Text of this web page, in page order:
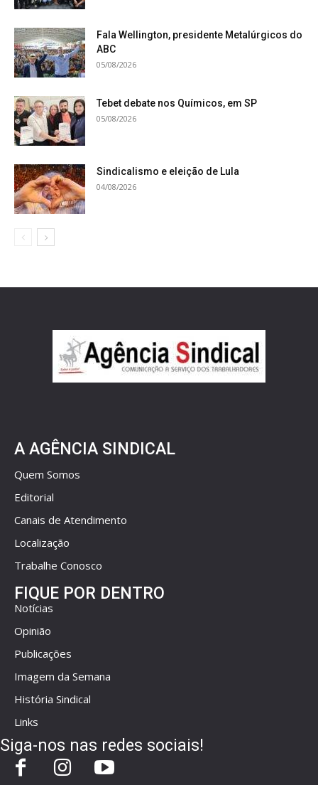
Fala Wellington, presidente Metalúrgicos do
ABC
05/08/2026
Tebet debate nos Químicos, em SP
05/08/2026
Sindicalismo e eleição de Lula
04/08/2026
A AGÊNCIA SINDICAL
Quem Somos
Editorial
Canais de Atendimento
Localização
Trabalhe Conosco
FIQUE POR DENTRO
Notícias
Opinião
Publicações
Imagem da Semana
História Sindical
Links
Siga-nos nas redes sociais!